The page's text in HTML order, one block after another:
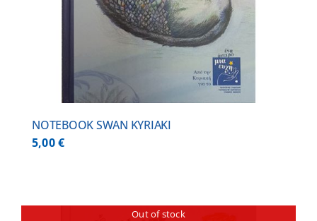
NOTEBOOK SWAN KYRIAKI
5,00€
Out of stock